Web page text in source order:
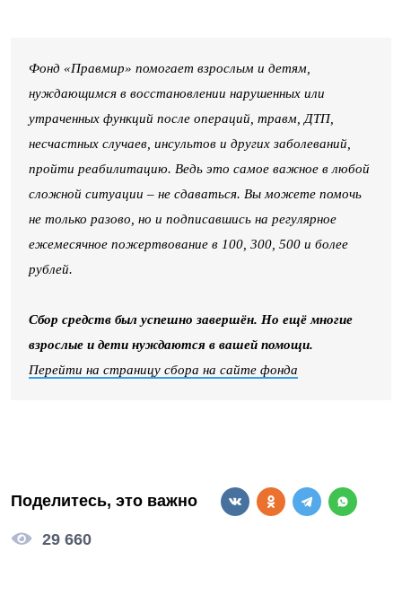
Фонд «Правмир» помогает взрослым и детям,
нуждающимся в восстановлении нарушенных или
утраченных функций после операций, травм, ДТП,
несчастных случаев, инсультов и других заболеваний,
пройти реабилитацию. Ведь это самое важное в любой
сложной ситуации – не сдаваться. Вы можете помочь
не только разово, но и подписавшись на регулярное
ежемесячное пожертвование в 100, 300, 500 и более
рублей.
Сбор средств был успешно завершён. Но ещё многие
взрослые и дети нуждаются в вашей помощи.
Перейти на страницу сбора на сайте фонда
Поделитесь, это важно
29 660